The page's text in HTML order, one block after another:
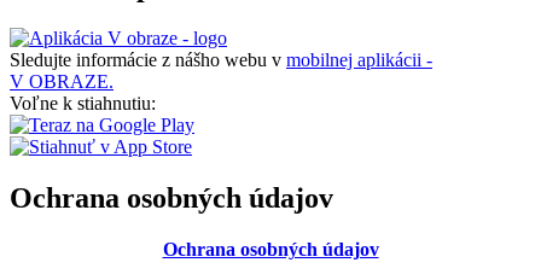
Sledujte informácie z nášho webu v mobilnej aplikácii -
V OBRAZE.
Voľne k stiahnutiu:
Ochrana osobných údajov
Ochrana osobných údajov